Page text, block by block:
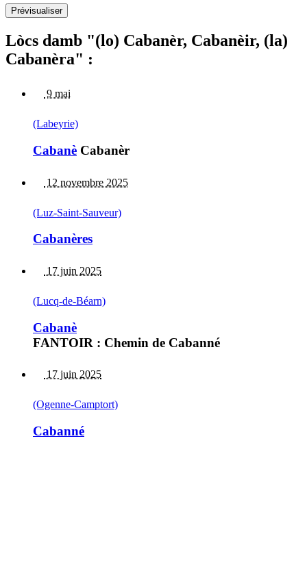
Lòcs damb "(lo) Cabanèr, Cabanèir, (la)
Cabanèra" :
9 mai
(Labeyrie)
Cabanè Cabanèr
12 novembre 2025
(Luz-Saint-Sauveur)
Cabanères
17 juin 2025
(Lucq-de-Béarn)
Cabanè
FANTOIR : Chemin de Cabanné
17 juin 2025
(Ogenne-Camptort)
Cabanné